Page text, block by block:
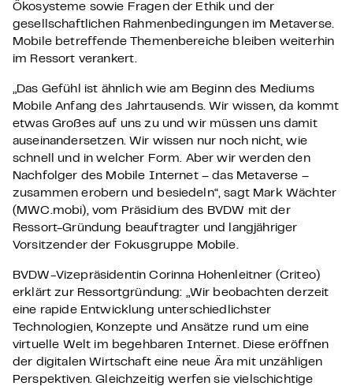
Ökosysteme sowie Fragen der Ethik und der
gesellschaftlichen Rahmenbedingungen im Metaverse.
Mobile betreffende Themenbereiche bleiben weiterhin
im Ressort verankert.
„Das Gefühl ist ähnlich wie am Beginn des Mediums
Mobile Anfang des Jahrtausends. Wir wissen, da kommt
etwas Großes auf uns zu und wir müssen uns damit
auseinandersetzen. Wir wissen nur noch nicht, wie
schnell und in welcher Form. Aber wir werden den
Nachfolger des Mobile Internet – das Metaverse –
zusammen erobern und besiedeln“, sagt Mark Wächter
(MWC.mobi), vom Präsidium des BVDW mit der
Ressort-Gründung beauftragter und langjähriger
Vorsitzender der Fokusgruppe Mobile.
BVDW-Vizepräsidentin Corinna Hohenleitner (Criteo)
erklärt zur Ressortgründung: „Wir beobachten derzeit
eine rapide Entwicklung unterschiedlichster
Technologien, Konzepte und Ansätze rund um eine
virtuelle Welt im begehbaren Internet. Diese eröffnen
der digitalen Wirtschaft eine neue Ära mit unzähligen
Perspektiven. Gleichzeitig werfen sie vielschichtige